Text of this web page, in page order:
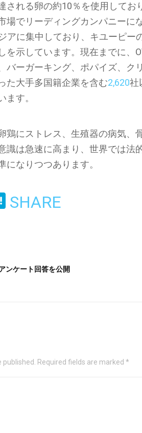
される卵の約10％を使用して
場でリーディングカンパニーに
アに集中しており、キユーピ
を示しています。現在までに、
バーガーキング、ポパイズ、ク
た大手多国籍企業を含む2,620社
ます。
鶏にストレス、生殖器の病気、
識は急速に高まり、世界では法
になりつつあります。
Hatena
SHARE
ンケート回答を公開
Required fields are marked *